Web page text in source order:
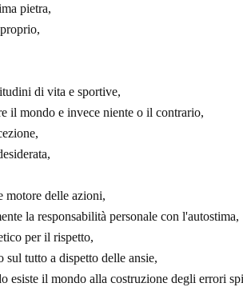
pietra,
di vita e sportive,
il mondo e invece niente o il contrario,
motore delle azioni,
la responsabilità personale con l'autostima,
per il rispetto,
sul tutto a dispetto delle ansie,
esiste il mondo alla costruzione degli errori